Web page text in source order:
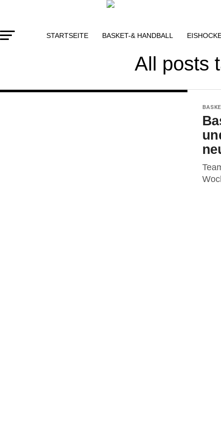
STARTSEITE BASKET-& HANDBALL
All posts